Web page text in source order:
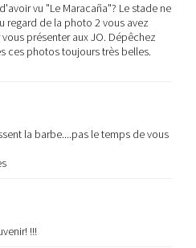
vu "Le Maracaña"? Le stade ne
regard de la photo 2 vous avez
présenter aux JO. Dépêchez
ces photos toujours très belles.
la barbe....pas le temps de vous
!!!